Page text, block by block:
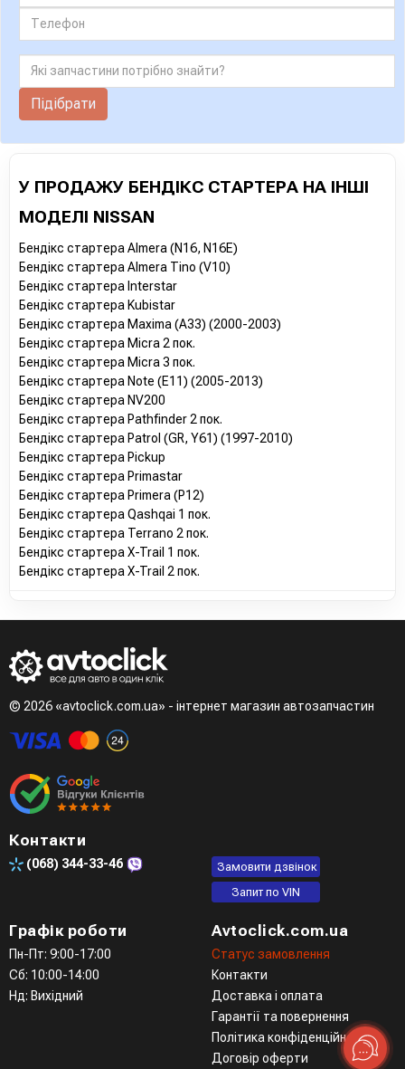
Підібрати
У ПРОДАЖУ БЕНДІКС СТАРТЕРА НА ІНШІ
МОДЕЛІ NISSAN
Бендікс стартера Almera (N16, N16E)
Бендікс стартера Almera Tino (V10)
Бендікс стартера Interstar
Бендікс стартера Kubistar
Бендікс стартера Maxima (A33) (2000-2003)
Бендікс стартера Micra 2 пок.
Бендікс стартера Micra 3 пок.
Бендікс стартера Note (E11) (2005-2013)
Бендікс стартера NV200
Бендікс стартера Pathfinder 2 пок.
Бендікс стартера Patrol (GR, Y61) (1997-2010)
Бендікс стартера Pickup
Бендікс стартера Primastar
Бендікс стартера Primera (P12)
Бендікс стартера Qashqai 1 пок.
Бендікс стартера Terrano 2 пок.
Бендікс стартера X-Trail 1 пок.
Бендікс стартера X-Trail 2 пок.
© 2026 «avtoclick.com.ua» - інтернет магазин автозапчастин
Контакти
(068) 344-33-46
Замовити дзвінок
Запит по VIN
Графік роботи
Пн-Пт: 9:00-17:00
Сб: 10:00-14:00
Нд: Вихідний
Avtoclick.com.ua
Статус замовлення
Контакти
Доставка і оплата
Гарантії та повернення
Політика конфіденційності
Договір оферти